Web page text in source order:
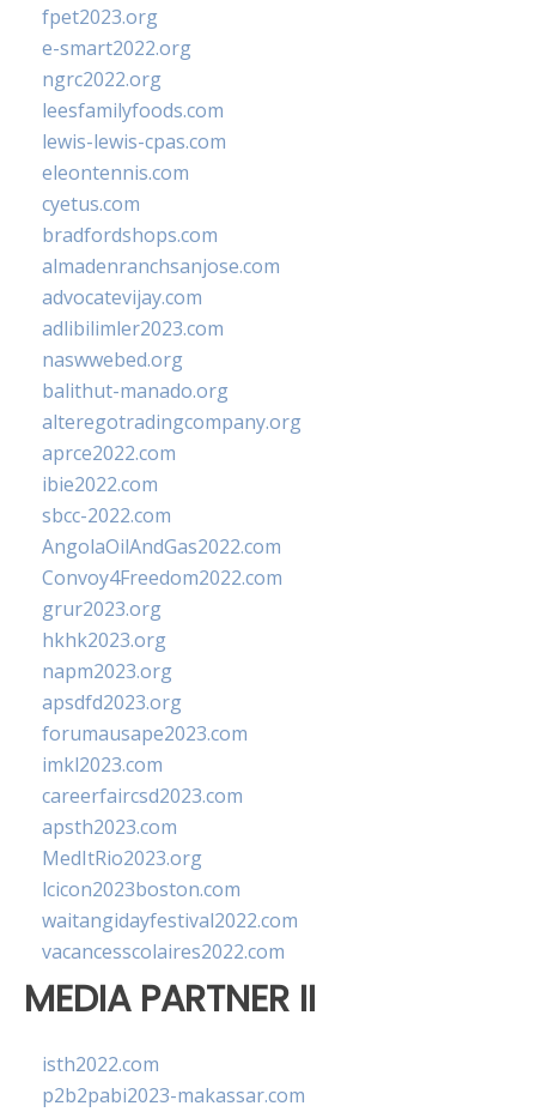
fpet2023.org
e-smart2022.org
ngrc2022.org
leesfamilyfoods.com
lewis-lewis-cpas.com
eleontennis.com
cyetus.com
bradfordshops.com
almadenranchsanjose.com
advocatevijay.com
adlibilimler2023.com
naswwebed.org
balithut-manado.org
alteregotradingcompany.org
aprce2022.com
ibie2022.com
sbcc-2022.com
AngolaOilAndGas2022.com
Convoy4Freedom2022.com
grur2023.org
hkhk2023.org
napm2023.org
apsdfd2023.org
forumausape2023.com
imkl2023.com
careerfaircsd2023.com
apsth2023.com
MedItRio2023.org
lcicon2023boston.com
waitangidayfestival2022.com
vacancesscolaires2022.com
MEDIA PARTNER II
isth2022.com
p2b2pabi2023-makassar.com